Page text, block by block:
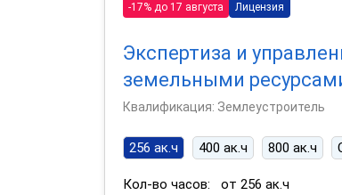
-17% до 17 августа Лицензия
Экспертиза и
земельными
Квалификация: Землеустроитель
256 ак.ч 400 ак.ч 800 ак.ч
Кол-во часов:
от 256 ак.ч